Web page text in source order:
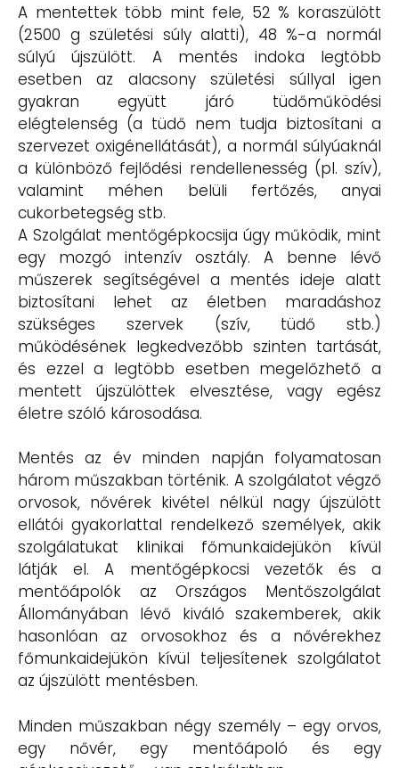
A mentettek több mint fele, 52 % koraszülött
(2500 g születési súly alatti), 48 %-a normál
súlyú újszülött. A mentés indoka legtöbb
esetben az alacsony születési súllyal igen
gyakran együtt járó tüdőműködési
elégtelenség (a tüdő nem tudja biztosítani a
szervezet oxigénellátását), a normál súlyúaknál
a különböző fejlődési rendellenesség (pl. szív),
valamint méhen belüli fertőzés, anyai
cukorbetegség stb.
A Szolgálat mentőgépkocsija úgy működik, mint
egy mozgó intenzív osztály. A benne lévő
műszerek segítségével a mentés ideje alatt
biztosítani lehet az életben maradáshoz
szükséges szervek (szív, tüdő stb.)
működésének legkedvezőbb szinten tartását,
és ezzel a legtöbb esetben megelőzhető a
mentett újszülöttek elvesztése, vagy egész
életre szóló károsodása.
Mentés az év minden napján folyamatosan
három műszakban történik. A szolgálatot végző
orvosok, nővérek kivétel nélkül nagy újszülött
ellátói gyakorlattal rendelkező személyek, akik
szolgálatukat klinikai főmunkaidejükön kívül
látják el. A mentőgépkocsi vezetők és a
mentőápolók az Országos Mentőszolgálat
Állományában lévő kiváló szakemberek, akik
hasonlóan az orvosokhoz és a nővérekhez
főmunkaidejükön kívül teljesítenek szolgálatot
az újszülött mentésben.
Minden műszakban négy személy – egy orvos,
egy nővér, egy mentőápoló és egy